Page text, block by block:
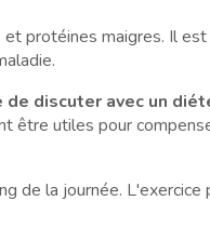
et protéines maigres. Il
discuter avec un
être utiles pour
de la journée. L'exercice